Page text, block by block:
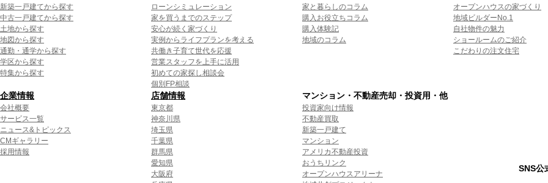
新築一戸建てから探す
中古一戸建てから探す
土地から探す
地図から探す
通勤・通学から探す
学区から探す
特集から探す
ローンシミュレーション
家を買うまでのステップ
安心が続く家づくり
実例からライフプランを考える
共働き子育て世代を応援
営業スタッフを上手に活用
初めての家探し相談会
個別FP相談
家と暮らしのコラム
購入お役立ちコラム
購入体験記
地域のコラム
オープンハウスの家づくり
地域ビルダーNo.1
自社物件の魅力
ショールームのご紹介
こだわりの注文住宅
企業情報
会社概要
サービス一覧
ニュース&トピックス
CMギャラリー
採用情報
店舗情報
東京都
神奈川県
埼玉県
千葉県
群馬県
愛知県
大阪府
マンション・不動産売却・投資用・他
投資家向け情報
不動産買取
新築一戸建て
マンション
アメリカ不動産投資
おうちリンク
オープンハウスアリーナ
SNS公